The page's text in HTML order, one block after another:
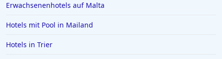
Erwachsenenhotels auf Malta
Hotels mit Pool in Mailand
Hotels in Trier